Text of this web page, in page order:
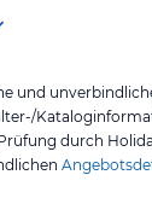
und
durch